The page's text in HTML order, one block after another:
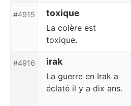
#4915 toxique
La colère est
toxique.
#4916 irak
La guerre en Irak a
éclaté il y a dix ans.